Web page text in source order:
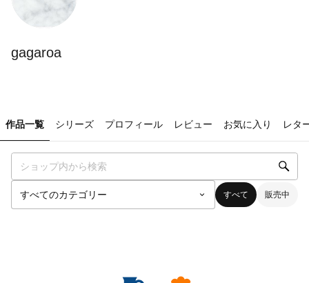
gagaroa
作品一覧 シリーズ プロフィール レビュー お気に入り レタ
すべて 販売中